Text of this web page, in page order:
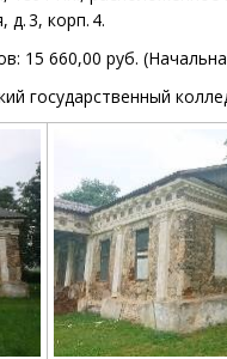
д. 3, корп. 4.
15 660,00 руб. (
государственный